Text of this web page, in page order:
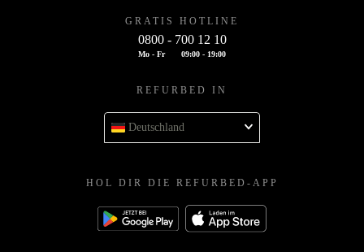
GRATIS HOTLINE
0800 - 700 12 10
Mo - Fr 09:00 - 19:00
REFURBED IN
Deutschland
HOL DIR DIE REFURBED-APP